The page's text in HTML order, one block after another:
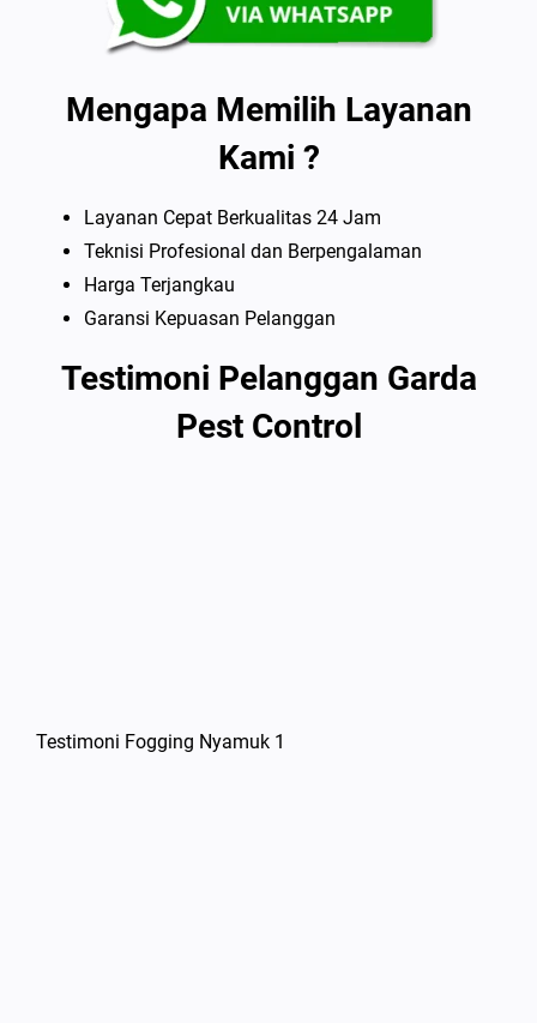
Mengapa Memilih Layanan
Kami ?
Layanan Cepat Berkualitas 24 Jam
Teknisi Profesional dan Berpengalaman
Harga Terjangkau
Garansi Kepuasan Pelanggan
Testimoni Pelanggan Garda
Pest Control
Testimoni Fogging Nyamuk 1